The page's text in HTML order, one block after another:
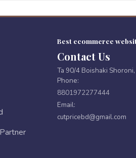
Best ecommerce
Contact Us
Ta 90/4 Boishaki
Phone:
8801972277444
Email:
cutpricebd@gmail.com